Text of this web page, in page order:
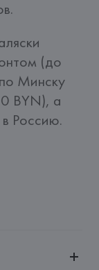
(до
Минску
BYN), а
Россию.